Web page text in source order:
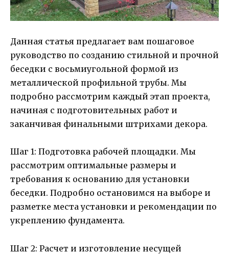
Данная статья предлагает вам пошаговое
руководство по созданию стильной и прочной
беседки с восьмиугольной формой из
металлической профильной трубы. Мы
подробно рассмотрим каждый этап проекта,
начиная с подготовительных работ и
заканчивая финальными штрихами декора.
Шаг 1: Подготовка рабочей площадки. Мы
рассмотрим оптимальные размеры и
требования к основанию для установки
беседки. Подробно остановимся на выборе и
разметке места установки и рекомендации по
укреплению фундамента.
Шаг 2: Расчет и изготовление несущей